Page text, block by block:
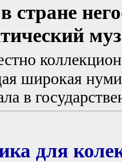
стране
широкая
в
для